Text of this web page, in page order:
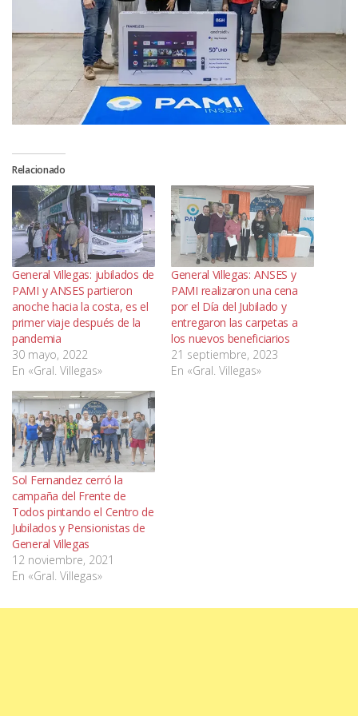
Relacionado
General Villegas: jubilados de
PAMI y ANSES partieron
anoche hacia la costa, es el
primer viaje después de la
pandemia
30 mayo, 2022
En «Gral. Villegas»
General Villegas: ANSES y
PAMI realizaron una cena
por el Día del Jubilado y
entregaron las carpetas a
los nuevos beneficiarios
21 septiembre, 2023
En «Gral. Villegas»
Sol Fernandez cerró la
campaña del Frente de
Todos pintando el Centro de
Jubilados y Pensionistas de
General Villegas
12 noviembre, 2021
En «Gral. Villegas»